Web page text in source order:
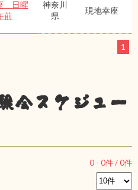
日曜
前
神奈川
県
現地幸座
1
会スケジュー
0 - 0件 /0件